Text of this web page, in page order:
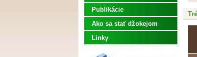
Publikácie
Ako sa stať džokejom
Linky